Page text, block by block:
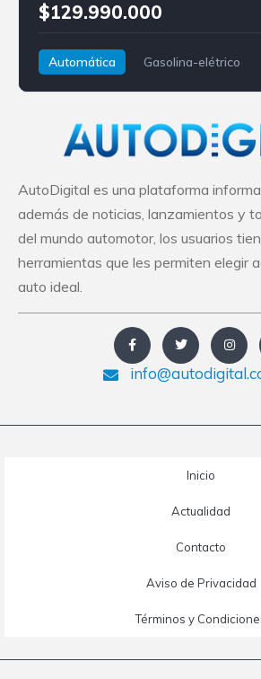
$129.990.000
Automática
Gasolina-elétrico
AutoDigital es una plataforma
además de noticias, lanzamientos y
del mundo automotor, los usuarios
herramientas que les permiten elegir
auto ideal.
Inicio
Actualidad
Contacto
Aviso de Privacidad
Términos y